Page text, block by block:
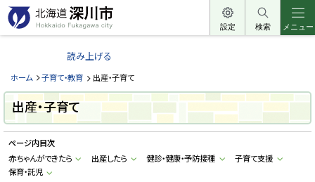
本
文
へ
ュ
へ
北
道
深
川
市
H
o
k
k
a
設定 検索 メニュー
読み上げる
ホーム 子育て・教育 出産・子育て
出産・子育て
ページ内目次
赤ちゃんができたら
出産したら 健診・健康・予防接種
子育て支援
保育・託児